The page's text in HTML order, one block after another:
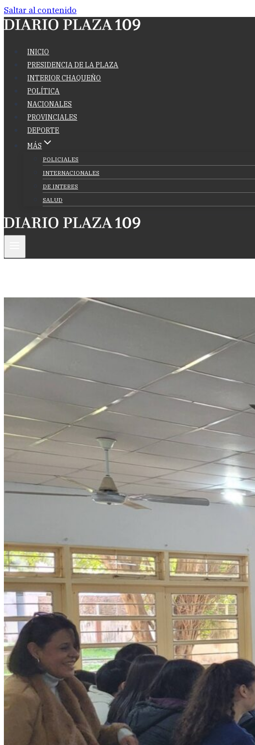
Saltar al contenido
INICIO
PRESIDENCIA DE LA PLAZA
INTERIOR CHAQUEÑO
POLÍTICA
NACIONALES
PROVINCIALES
DEPORTE
MÁS
POLICIALES
INTERNACIONALES
DE INTERES
SALUD